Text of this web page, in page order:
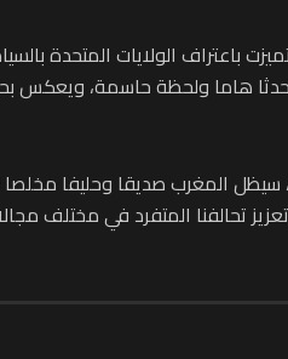
باعتراف الولايات المتحدة
حدثا هاما ولحظة حاسمة،
المغرب صديقا وحليفا مخلصا
المتفرد في مختلف